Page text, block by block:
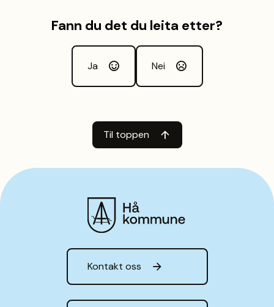
Fann du det du leita etter?
Ja Nei
Til toppen
Kontakt oss